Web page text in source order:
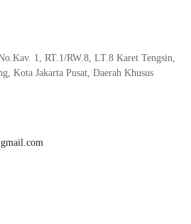
1, RT.1/RW.8, LT.8 Karet Tengsin,
Kota Jakarta Pusat, Daerah Khusus